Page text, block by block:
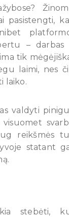
pasistengti,
– darbas
tik
laimi, nes
laiko.
valdyti
reikšmės
statant
stebėti,